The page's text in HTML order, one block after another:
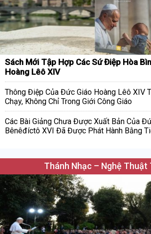
Sách Mới Tập Hợp Các Sứ Điệp Hòa
Hoàng Lêô XIV
Thông Điệp Của Đức Giáo Hoàng Lêô XIV
Chạy, Không Chỉ Trong Giới Công Giáo
Các Bài Giảng Chưa Được Xuất Bản Của
Bênêđíctô XVI Đã Được Phát Hành Bằng
Thánh Nhạc – Nghệ Thuật